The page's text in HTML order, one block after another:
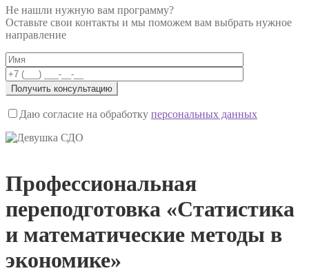
Не нашли нужную вам программу?
Оставьте свои контакты и мы поможем вам выбрать нужное
направление
Даю согласие на обработку персональных данных
Профессиональная
переподготовка «Статистика
и математические методы в
экономике»